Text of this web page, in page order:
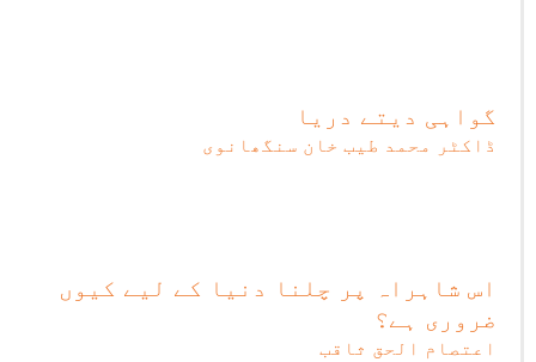
گواہی دیتے دریا
ڈاکٹر محمد طیب خان سنگھانوی
اس شاہراہ پر چلنا دنیا کے لیے کیوں
ضروری ہے؟
اعتصام الحق ثاقب